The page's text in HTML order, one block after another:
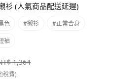
衫 (人氣商品配送延遲)
色 #襯衫 #正常合身
袖
1,364
稅費)